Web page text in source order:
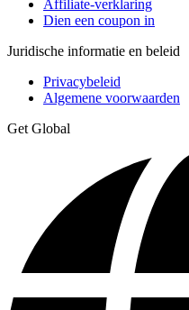
Affiliate-verklaring
Dien een coupon in
Juridische informatie en beleid
Privacybeleid
Algemene voorwaarden
Get Global